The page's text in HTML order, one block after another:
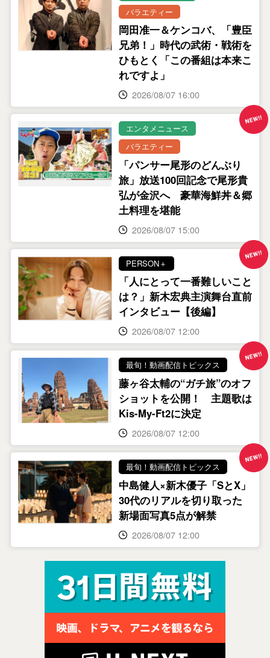
バラエティー
岡田准一＆ケンコバ、「豊臣
兄弟！」時代の武術・戦術を
ひもとく「この番組は本来こ
れですよ」
2026/08/07 16:00
エンタメニュース
バラエティー
「パンサー尾形のどんぶり
旅」放送100回記念で尾形貴
弘が金沢へ 豪華海鮮丼＆郷
土料理を堪能
2026/08/07 15:00
PERSON＋
「人にとって一番難しいこと
は？」新木宏典主演舞台直前
インタビュー【後編】
2026/08/07 12:00
最旬！動画配信トピックス
藤ヶ⾕太輔の“ガチ旅”のオフ
ショットを公開！ 主題歌は
Kis-My-Ft2に決定
2026/08/07 12:00
最旬！動画配信トピックス
中島健人×新木優子「SとX」
30代のリアルを切り取った
新場面写真5点が解禁
2026/08/07 12:00